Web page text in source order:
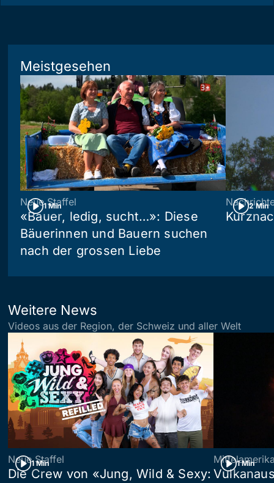
Meistgesehen
1 Min
Neue Staffel
«Bauer, ledig, sucht…»: Diese
Bäuerinnen und Bauern suchen
nach der grossen Liebe
2 Min
Weitere News
Videos aus der Region, der Schweiz und aller Welt
1 Min
Neue Staffel
Die Crew von «Jung, Wild & Sexy:
1 Min